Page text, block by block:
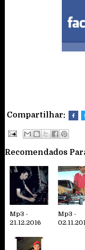
Compartilhar:
Recomendados
Mp3 -
21.12.2016
Mp3 -